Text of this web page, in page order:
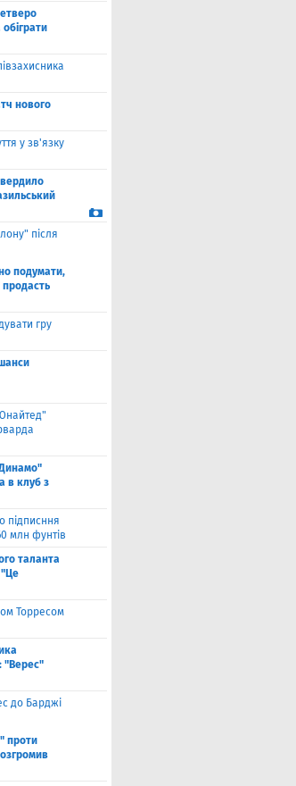
нового
у зв'язку
після
подумати,
гру
в клуб з
підписння
млн фунтів
таланта
"Це
Торресом
"Верес"
до Барджі
проти